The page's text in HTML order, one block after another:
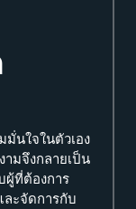
นใจในตัวเอง
มจึงกลายเป็น
ผู้ที่ต้องการ
ะจัดการกับ